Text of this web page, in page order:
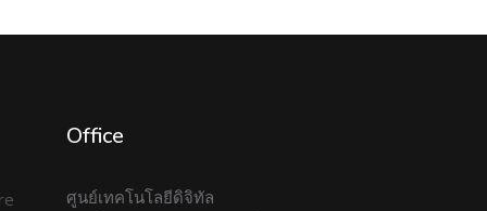
Office
ศูนย์เทคโนโลยีดิจิทัล